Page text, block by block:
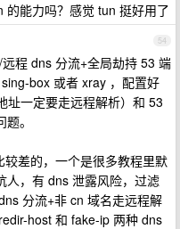
能力吗？感觉 tun 挺好用了
54
程 dns 分流+全局劫持 53 端
box 或者 xray ，配置好
址一定要走远程解析）和 53
。
差的，一个是很多教程里默
人，有 dns 泄露风险，过滤
分流+非 cn 域名走远程解
host 和 fake-ip 两种 dns